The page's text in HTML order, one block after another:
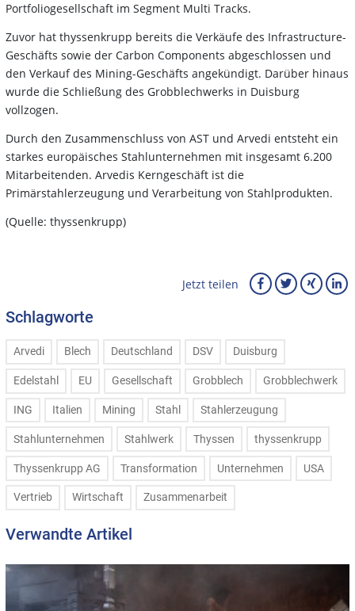
Portfoliogesellschaft im Segment Multi Tracks.
Zuvor hat thyssenkrupp bereits die Verkäufe des Infrastructure-
Geschäfts sowie der Carbon Components abgeschlossen und
den Verkauf des Mining-Geschäfts angekündigt. Darüber hinaus
wurde die Schließung des Grobblechwerks in Duisburg
vollzogen.
Durch den Zusammenschluss von AST und Arvedi entsteht ein
starkes europäisches Stahlunternehmen mit insgesamt 6.200
Mitarbeitenden. Arvedis Kerngeschäft ist die
Primärstahlerzeugung und Verarbeitung von Stahlprodukten.
(Quelle: thyssenkrupp)
Jetzt teilen
Schlagworte
Arvedi Blech Deutschland DSV Duisburg
Edelstahl EU Gesellschaft Grobblech Grobblechwerk
ING Italien Mining Stahl Stahlerzeugung
Stahlunternehmen Stahlwerk Thyssen thyssenkrupp
Thyssenkrupp AG Transformation Unternehmen USA
Vertrieb Wirtschaft Zusammenarbeit
Verwandte Artikel